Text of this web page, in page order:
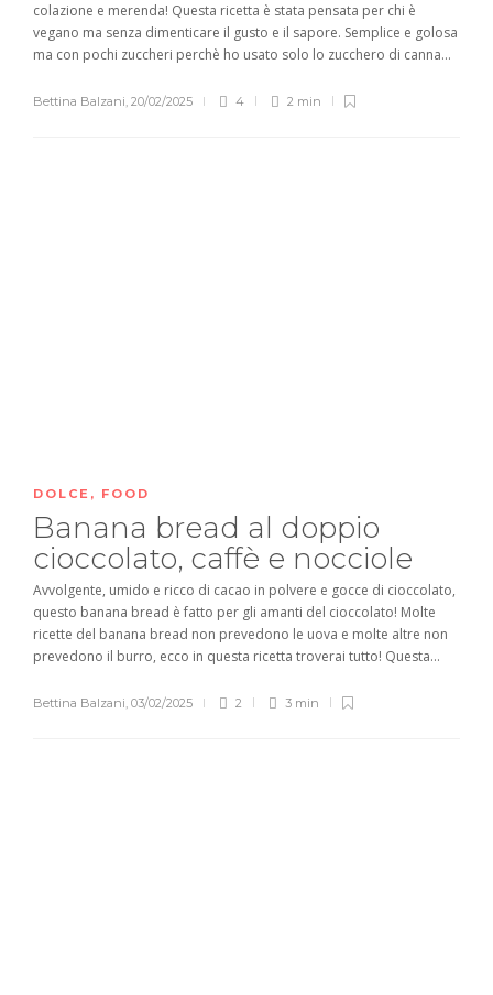
colazione e merenda! Questa ricetta è stata pensata per chi è
vegano ma senza dimenticare il gusto e il sapore. Semplice e golosa
ma con pochi zuccheri perchè ho usato solo lo zucchero di canna...
Bettina Balzani, 20/02/2025 4 2 min
DOLCE , FOOD
Banana bread al doppio
cioccolato, caffè e nocciole
Avvolgente, umido e ricco di cacao in polvere e gocce di cioccolato,
questo banana bread è fatto per gli amanti del cioccolato! Molte
ricette del banana bread non prevedono le uova e molte altre non
prevedono il burro, ecco in questa ricetta troverai tutto! Questa...
Bettina Balzani 03/02/2025 2 3 min